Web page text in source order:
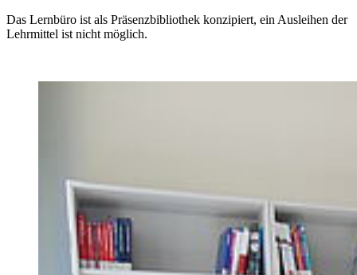
Das Lernbüro ist als Präsenzbibliothek konzipiert, ein Ausleihen der
Lehrmittel ist nicht möglich.